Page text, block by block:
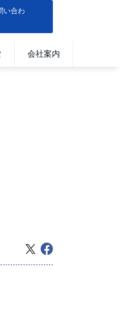
い合わ
会社案内